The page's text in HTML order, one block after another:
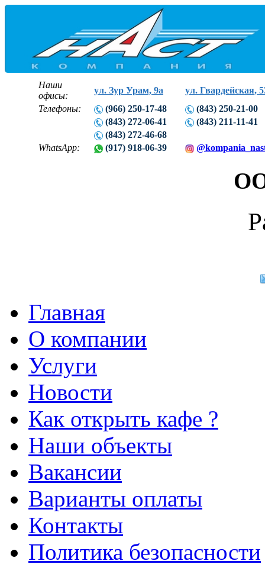
Наши
офисы:
ул. Зур Урам, 9а
ул. Гвардейская,
Телефоны:
(966) 250-17-48
(843) 250-21-00
(843) 272-06-41
(843) 211-11-41
(843) 272-46-68
WhatsApp:
(917) 918-06-39
Главная
О компании
Услуги
Новости
Как открыть кафе ?
Наши объекты
Вакансии
Варианты оплаты
Контакты
Политика безопасности